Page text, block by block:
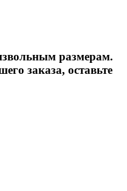
размерам.
заказа, оставьте